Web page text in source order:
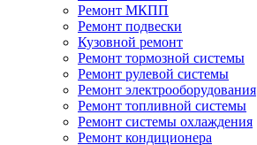
Ремонт МКПП
Ремонт подвески
Кузовной ремонт
Ремонт тормозной системы
Ремонт рулевой системы
Ремонт электрооборудования
Ремонт топливной системы
Ремонт системы охлаждения
Ремонт кондиционера